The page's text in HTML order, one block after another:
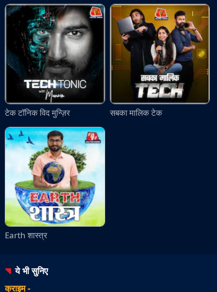
टेक टॉनिक विद मुन्ज़िर सबका मालिक टेक
Earth शास्त्र
ये भी सुनिए
क्राइम-